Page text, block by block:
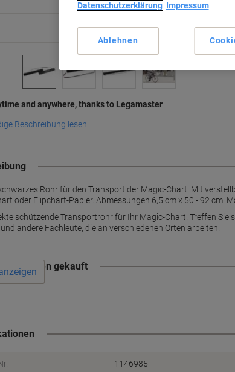
and anywhere, thanks to Legamaster
Beschreibung lesen
Rohr für den Transport der Magic-Chart. Mit
oder Flipchart-Papier. Abmessungen 6,5 cm x 50 - 92 cm.
schützende Transportrohr für Ihr Magic-Chart. Treffen Sie
andere Fachleute, die an verschiedenen Orten arbeiten.
zusammen gekauft
1146985
Datenschutzerklärung Impressum
Ablehnen